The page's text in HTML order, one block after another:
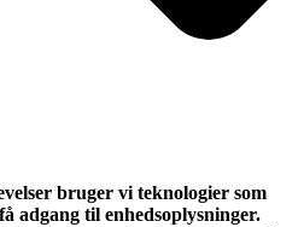
bruger vi teknologier som
adgang til enhedsoplysninger.